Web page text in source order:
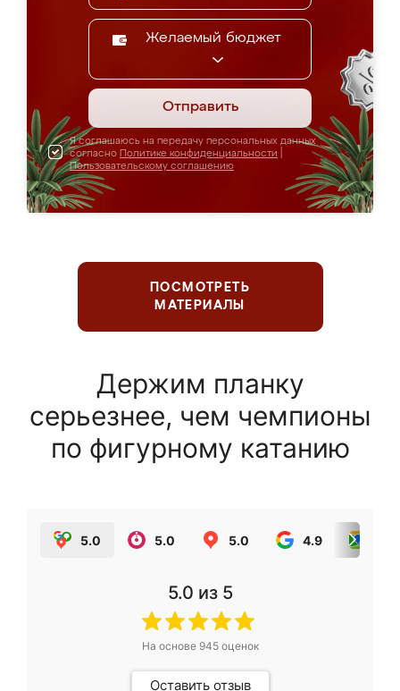
Желаемый бюджет
Отправить
Я соглашаюсь на передачу персональных данных
согласно Политике конфиденциальности
Пользовательскому соглашению
ПОСМОТРЕТЬ
МАТЕРИАЛЫ
Держим планку
серьезнее, чем чемпионы
по фигурному катанию
5.0 5.0 5.0 4.9
5.0 из 5
На основе 945оценок
Оставить отзыв